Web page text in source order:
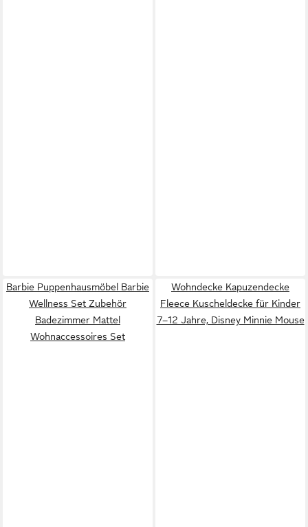
Barbie Puppenhausmöbel Barbie
Wellness Set Zubehör
Badezimmer Mattel
Wohnaccessoires Set
Wohndecke Kapuzendecke
Fleece Kuscheldecke für Kinder
7–12 Jahre, Disney Minnie Mouse